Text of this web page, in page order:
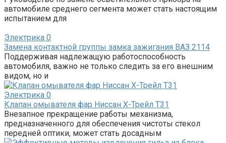
автомобиле среднего сегмента может стать настоящим
испытанием для
Электрика 0
Замена контактной группы замка зажигания ВАЗ 2114
Поддерживая надлежащую работоспособность
автомобиля, важно не только следить за его внешним
видом, но и
Электрика 0
Клапан омывателя фар Ниссан Х-Трейл Т31
Внезапное прекращение работы механизма,
предназначенного для обеспечения чистоты стекол
передней оптики, может стать досадным